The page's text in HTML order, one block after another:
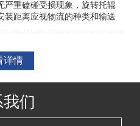
严重磕碰受损现象，旋转托辊
装距离应视物流的种类和输送
详情
们